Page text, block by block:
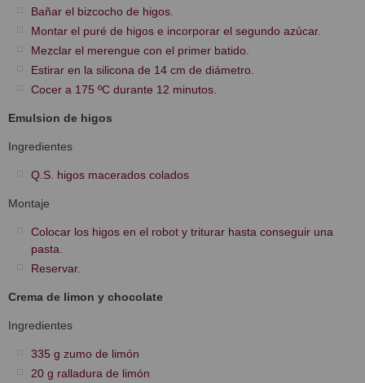
Bañar el bizcocho de higos.
Montar el puré de higos e incorporar el segundo azúcar.
Mezclar el merengue con el primer batido.
Estirar en la silicona de 14 cm de diámetro.
Cocer a 175 ºC durante 12 minutos.
Emulsion de higos
Ingredientes
Q.S. higos macerados colados
Montaje
Colocar los higos en el robot y triturar hasta conseguir una
pasta.
Reservar.
Crema de limon y chocolate
Ingredientes
335 g zumo de limón
20 g ralladura de limón